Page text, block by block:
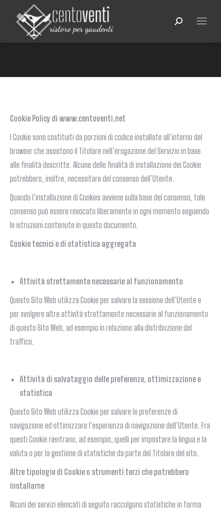
Search:
Cookie Policy di www.centoventi.net
I Cookie sono costituiti da porzioni di codice installate all’interno del
browser che assistono il Titolare nell’erogazione del Servizio in base
alle finalità descritte. Alcune delle finalità di installazione dei Cookie
potrebbero, inoltre, necessitare del consenso dell’Utente.
Quando l’installazione di Cookies avviene sulla base del consenso, tale
consenso può essere revocato liberamente in ogni momento seguendo
le istruzioni contenute in questo documento.
Cookie tecnici e di statistica aggregata
Attività strettamente necessarie al funzionamento
Questo Sito Web utilizza Cookie per salvare la sessione dell’Utente e
per svolgere altre attività strettamente necessarie al funzionamento
di questo Sito Web, ad esempio in relazione alla distribuzione del
traffico.
Attività di salvataggio delle preferenze, ottimizzazione e
statistica
Questo Sito Web utilizza Cookie per salvare le preferenze di
navigazione ed ottimizzare l’esperienza di navigazione dell’Utente. Fra
questi Cookie rientrano, ad esempio, quelli per impostare la lingua e la
valuta o per la gestione di statistiche da parte del Titolare del sito.
Altre tipologie di Cookie o strumenti terzi che potrebbero
installarne
Alcuni dei servizi elencati di seguito raccolgono statistiche in forma